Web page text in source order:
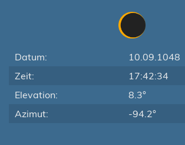
Datum:
10.09.1048
Zeit:
17:42:34
Elevation:
8.3°
Azimut:
-94.2°